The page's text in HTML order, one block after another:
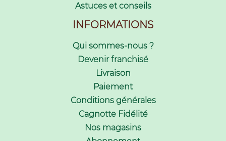
Astuces et conseils
INFORMATIONS
Qui sommes-nous ?
Devenir franchisé
Livraison
Paiement
Conditions générales
Cagnotte Fidélité
Nos magasins